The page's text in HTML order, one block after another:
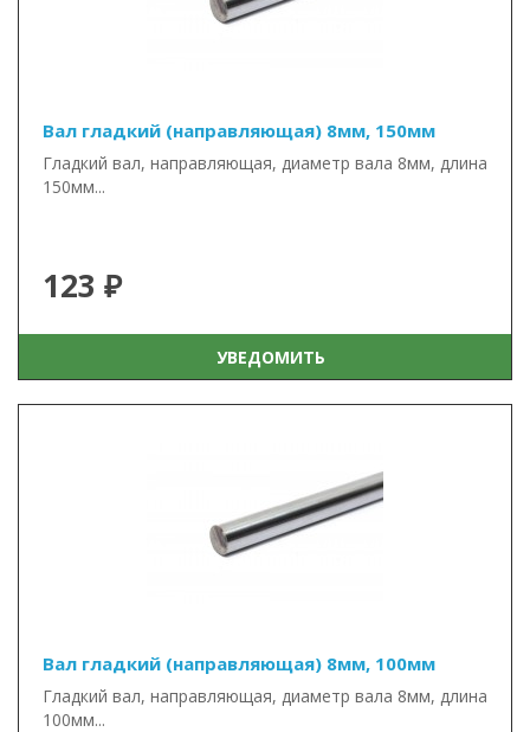
Вал гладкий (направляющая) 8мм, 150мм
Гладкий вал, направляющая, диаметр вала 8мм, длина
150мм...
123 ₽
УВЕДОМИТЬ
Вал гладкий (направляющая) 8мм, 100мм
Гладкий вал, направляющая, диаметр вала 8мм, длина
100мм...